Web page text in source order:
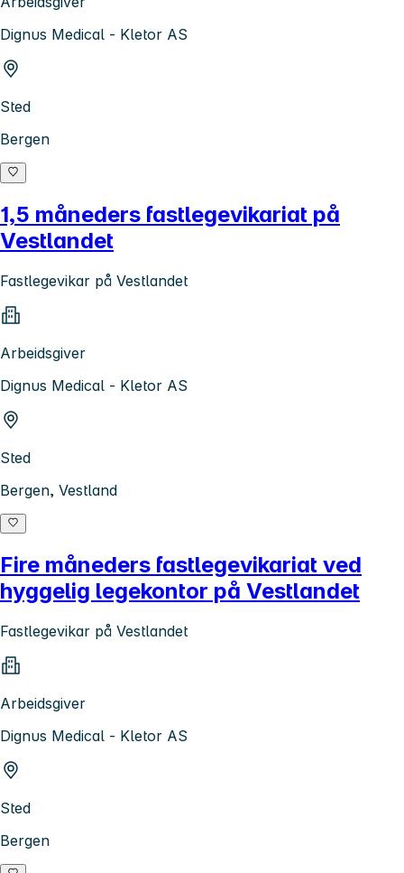
Dignus Medical - Kletor AS
Sted
Bergen
1,5 måneders fastlegevikariat på
Vestlandet
Fastlegevikar på Vestlandet
Arbeidsgiver
Dignus Medical - Kletor AS
Sted
Bergen, Vestland
Fire måneders fastlegevikariat ved
hyggelig legekontor på Vestlandet
Fastlegevikar på Vestlandet
Arbeidsgiver
Dignus Medical - Kletor AS
Sted
Bergen